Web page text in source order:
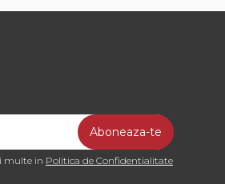
multe in Politica de Confidentialitate